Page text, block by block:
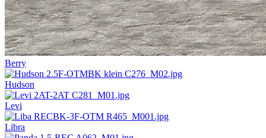
Berry
Hudson
Levi
Libra